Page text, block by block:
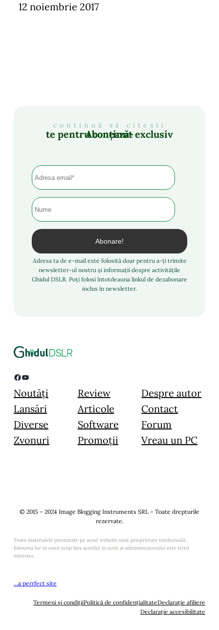
12 noiembrie 2017
continuă să citești
Abonează-te pentru conținut exclusiv
Adresa ta de e-mail este folosită doar pentru a-ți trimite
newsletter-ul nostru și informații despre activitățile
Ghidul DSLR. Poți folosi întotdeauna linkul de dezabonare
inclus în newsletter.
Facebook YouTube
Noutăți
Lansări
Diverse
Zvonuri
Review
Articole
Software
Promoții
Despre autor
Contact
Forum
Vreau un PC
© 2015 – 2024 Image Blogging Instruments SRL – Toate drepturile
rezervate.
Toate materialele prezentate pe acest website sunt prioprietate intelectuală,
folosirea lor in orice scop fara acordul in scris al administratorului este strict
interzisa.
…a perrfect site
Termeni și condițiiPolitică de confidențialitateDeclarație afiliere
Declarație accesibilitate